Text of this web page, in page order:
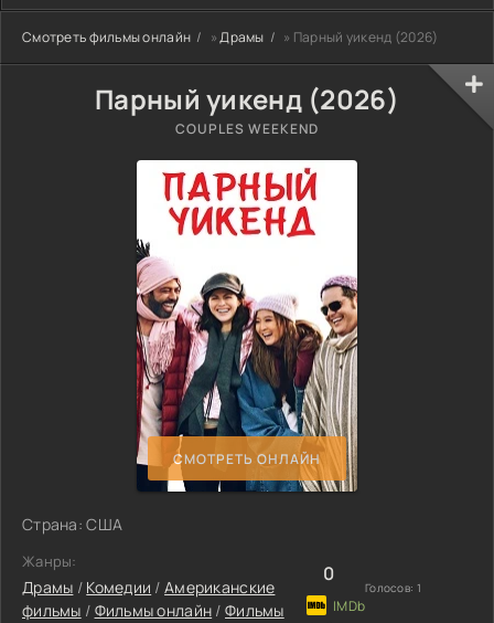
Смотреть фильмы онлайн »Драмы » Парный уикенд (2026)
Парный уикенд (2026)
COUPLES WEEKEND
СМОТРЕТЬ ОНЛАЙН
Страна: США
Жанры:
Драмы / Комедии /Американские
фильмы / Фильмы онлайн /Фильмы
0
Голосов: 1